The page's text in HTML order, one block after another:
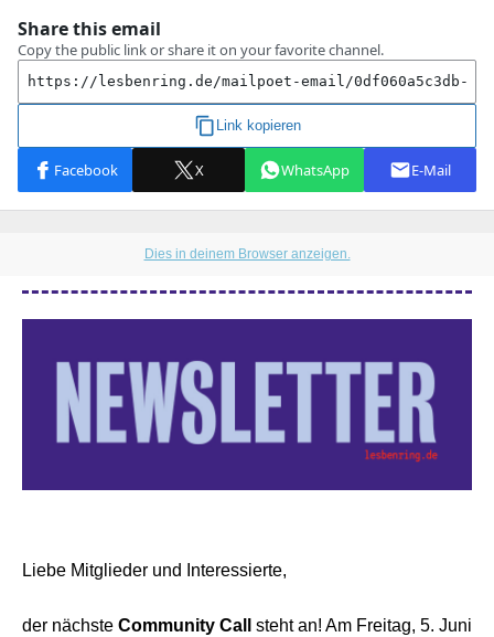
Dies in deinem Browser anzeigen.
Liebe Mitglieder und Interessierte,
der nächste Community Call
steht an! Am Freitag, 5. Juni